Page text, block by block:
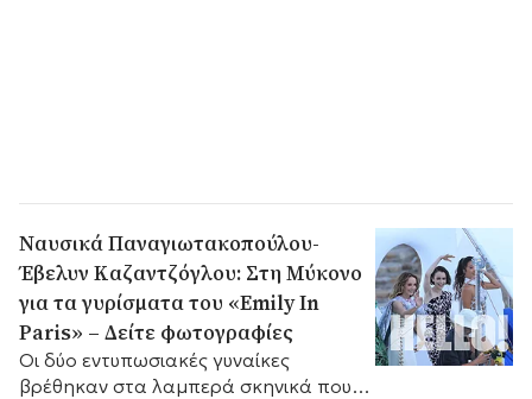
Ναυσικά Παναγιωτακοπούλου-
Έβελυν Καζαντζόγλου: Στη Μύκονο
για τα γυρίσματα του «Emily In
Paris» – Δείτε φωτογραφίες
Οι δύο εντυπωσιακές γυναίκες
βρέθηκαν στα λαμπερά σκηνικά που